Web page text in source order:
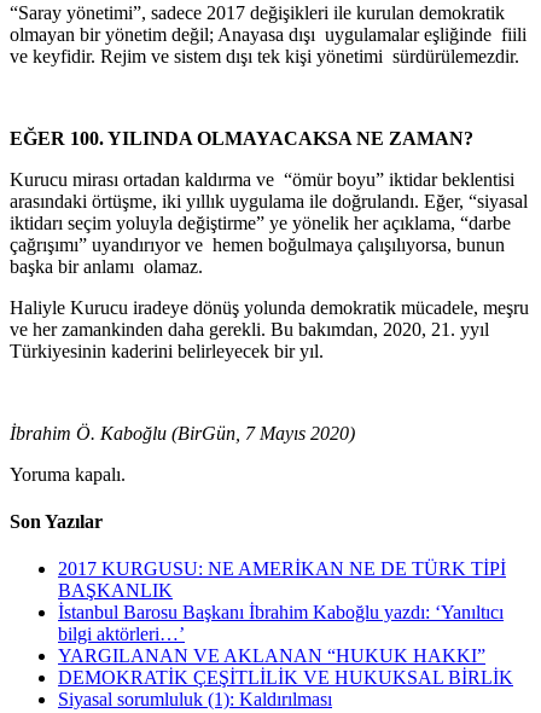
“Saray yönetimi”, sadece 2017 değişikleri ile kurulan demokratik
olmayan bir yönetim değil; Anayasa dışı uygulamalar eşliğinde fiili
ve keyfidir. Rejim ve sistem dışı tek kişi yönetimi sürdürülemezdir.
EĞER 100. YILINDA OLMAYACAKSA NE ZAMAN?
Kurucu mirası ortadan kaldırma ve “ömür boyu” iktidar beklentisi
arasındaki örtüşme, iki yıllık uygulama ile doğrulandı. Eğer, “siyasal
iktidarı seçim yoluyla değiştirme” ye yönelik her açıklama, “darbe
çağrışımı” uyandırıyor ve hemen boğulmaya çalışılıyorsa, bunun
başka bir anlamı olamaz.
Haliyle Kurucu iradeye dönüş yolunda demokratik mücadele, meşru
ve her zamankinden daha gerekli. Bu bakımdan, 2020, 21. yyıl
Türkiyesinin kaderini belirleyecek bir yıl.
İbrahim Ö. Kaboğlu (BirGün, 7 Mayıs 2020)
Yoruma kapalı.
Son Yazılar
2017 KURGUSU: NE AMERİKAN NE DE TÜRK TİPİ
BAŞKANLIK
İstanbul Barosu Başkanı İbrahim Kaboğlu yazdı: ‘Yanıltıcı
bilgi aktörleri…’
YARGILANAN VE AKLANAN “HUKUK HAKKI”
DEMOKRATİK ÇEŞİTLİLİK VE HUKUKSAL BİRLİK
Siyasal sorumluluk (1): Kaldırılması